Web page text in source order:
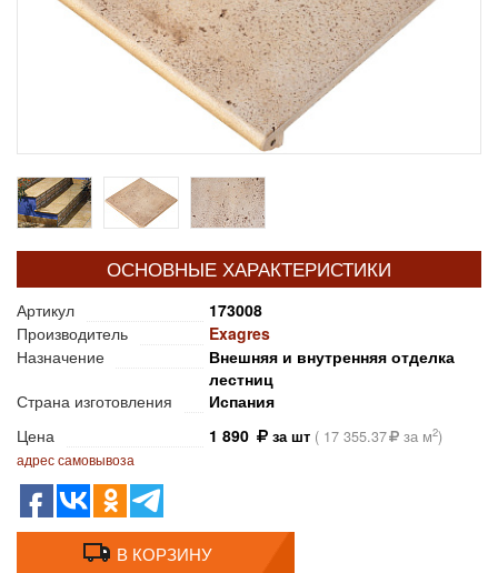
ОСНОВНЫЕ ХАРАКТЕРИСТИКИ
Артикул
173008
Производитель
Exagres
Назначение
Внешняя и внутренняя отделка
лестниц
Страна изготовления
Испания
Цена
1 890 за шт ( 17 355.37 за м2)
адрес самовывоза
В КОРЗИНУ